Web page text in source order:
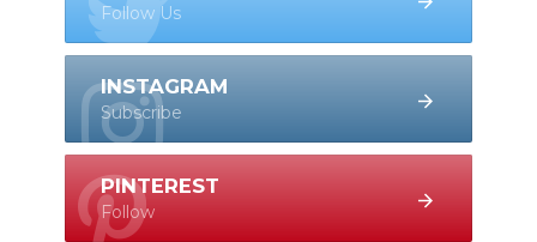
Follow Us
INSTAGRAM
Subscribe
PINTEREST
Follow